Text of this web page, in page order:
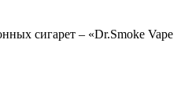
сигарет – «Dr.Smoke Vape